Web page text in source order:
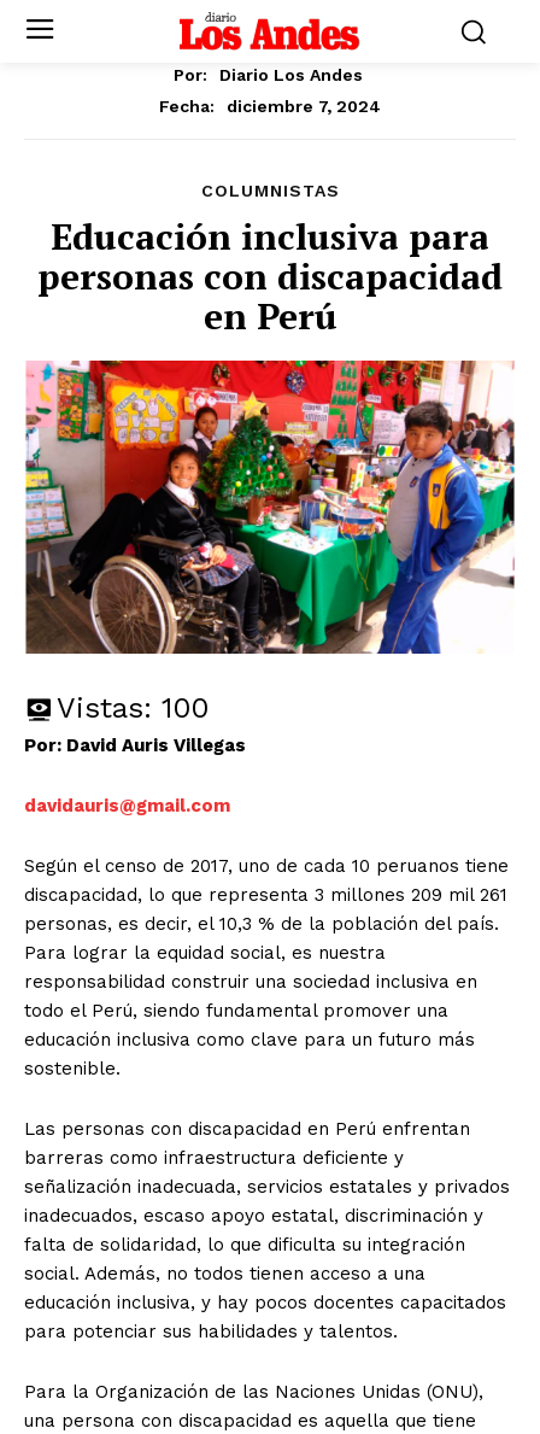
Por:
Diario Los Andes
Fecha:
diciembre 7, 2024
COLUMNISTAS
Educación inclusiva para
personas con discapacidad
en Perú
Vistas: 100
Por: David Auris Villegas
davidauris@gmail.com
Según el censo de 2017, uno de cada 10 peruanos tiene
discapacidad, lo que representa 3 millones 209 mil 261
personas, es decir, el 10,3 % de la población del país.
Para lograr la equidad social, es nuestra
responsabilidad construir una sociedad inclusiva en
todo el Perú, siendo fundamental promover una
educación inclusiva como clave para un futuro más
sostenible.
Las personas con discapacidad en Perú enfrentan
barreras como infraestructura deficiente y
señalización inadecuada, servicios estatales y privados
inadecuados, escaso apoyo estatal, discriminación y
falta de solidaridad, lo que dificulta su integración
social. Además, no todos tienen acceso a una
educación inclusiva, y hay pocos docentes capacitados
para potenciar sus habilidades y talentos.
Para la Organización de las Naciones Unidas (ONU),
una persona con discapacidad es aquella que tiene